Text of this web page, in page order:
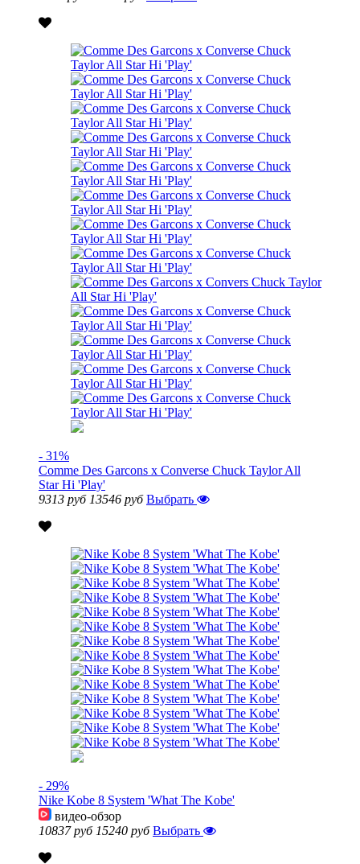
- 31%
Comme Des Garcons x Converse Chuck Taylor All
Star Hi 'Play'
9313 руб 13546 руб Выбрать
- 29%
Nike Kobe 8 System 'What The Kobe'
видео-обзор
10837 руб 15240 руб Выбрать